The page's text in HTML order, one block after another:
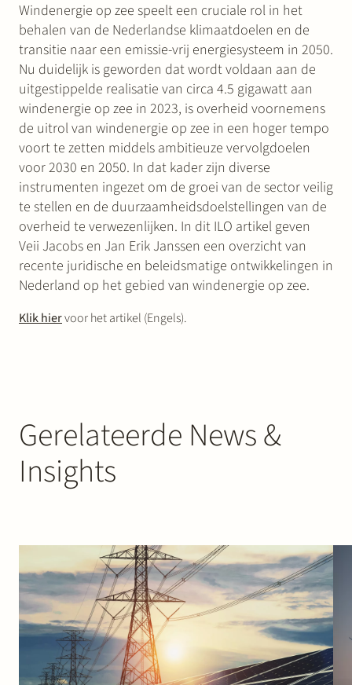
Windenergie op zee speelt een cruciale rol in het
behalen van de Nederlandse klimaatdoelen en de
transitie naar een emissie-vrij energiesysteem in 2050.
Nu duidelijk is geworden dat wordt voldaan aan de
uitgestippelde realisatie van circa 4.5 gigawatt aan
windenergie op zee in 2023, is overheid voornemens
de uitrol van windenergie op zee in een hoger tempo
voort te zetten middels ambitieuze vervolgdoelen
voor 2030 en 2050. In dat kader zijn diverse
instrumenten ingezet om de groei van de sector veilig
te stellen en de duurzaamheidsdoelstellingen van de
overheid te verwezenlijken. In dit ILO artikel geven
Veii Jacobs en Jan Erik Janssen een overzicht van
recente juridische en beleidsmatige ontwikkelingen in
Nederland op het gebied van windenergie op zee.
Klik hiervoor het artikel (Engels).
Gerelateerde News &
Insights